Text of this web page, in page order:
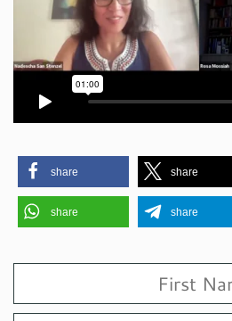
share share
share share